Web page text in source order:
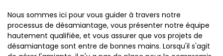
Nous sommes ici pour vous guider à travers notre
processus de désamiantage, vous présenter notre équipe
hautement qualifiée, et vous assurer que vos projets de
désamiantage sont entre de bonnes mains. Lorsqu'il s'agit